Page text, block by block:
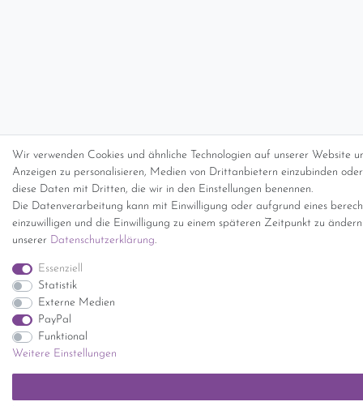
Wir verwenden Cookies und ähnliche Technologien auf unserer Website
Anzeigen zu personalisieren, Medien von Drittanbietern einzubinden
diese Daten mit Dritten, die wir in den Einstellungen benennen.
Die Datenverarbeitung kann mit Einwilligung oder aufgrund eines
einzuwilligen und die Einwilligung zu einem späteren Zeitpunkt zu
unserer Daten­schutz­erklärung.
Essenziell
Statistik
Externe Medien
PayPal
Funktional
Weitere Einstellungen